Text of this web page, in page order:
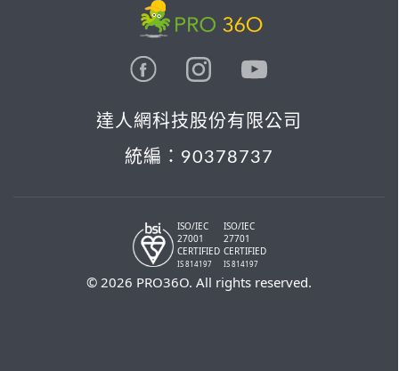
達人網科技股份有限公司
統編：90378737
ISO/IEC
27001
CERTIFIED
IS 814197
ISO/IEC
27701
CERTIFIED
IS 814197
© 2026 PRO36O. All rights reserved.